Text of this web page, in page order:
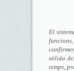
El
sòlida
temps,